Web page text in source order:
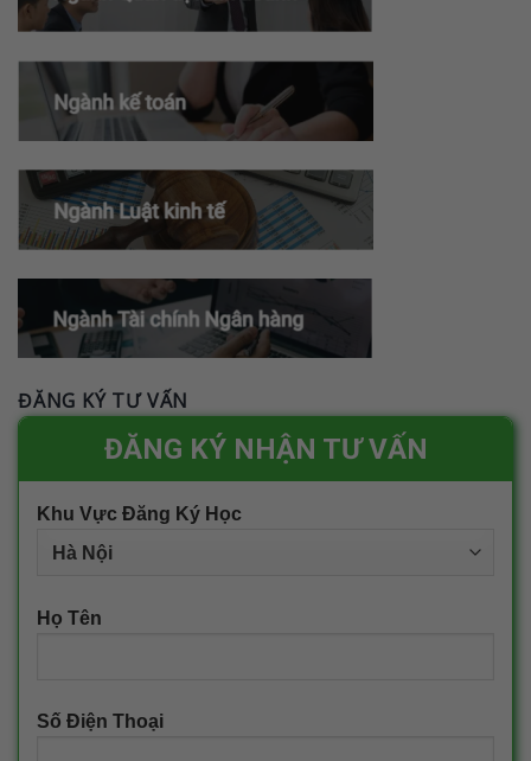
ĐĂNG KÝ TƯ VẤN
ĐĂNG KÝ NHẬN TƯ VẤN
Khu Vực Đăng Ký Học
Họ Tên
Số Điện Thoại